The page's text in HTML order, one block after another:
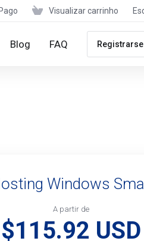
Visualizar carrinho
Blog FAQ Registrarse
Windows
A partir de
$115.92 USD